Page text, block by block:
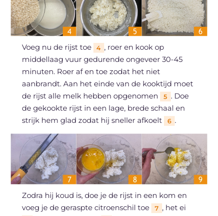
Voeg nu de rijst toe 4 , roer en kook op
middellaag vuur gedurende ongeveer 30-45
minuten. Roer af en toe zodat het niet
aanbrandt. Aan het einde van de kooktijd moet
de rijst alle melk hebben opgenomen
5 . Doe
de gekookte rijst in een lage, brede schaal en
strijk hem glad zodat hij sneller afkoelt
6 .
Zodra hij koud is, doe je de rijst in een kom en
voeg je de geraspte citroenschil toe
7 , het ei